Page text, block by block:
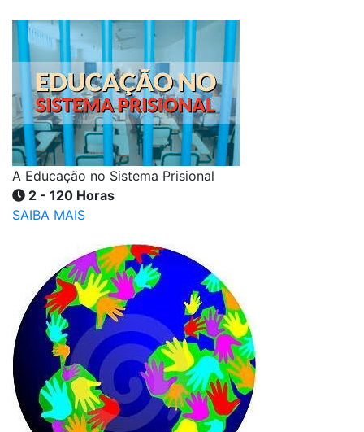
A Educação no Sistema Prisional
2 - 120 Horas
SAIBA MAIS